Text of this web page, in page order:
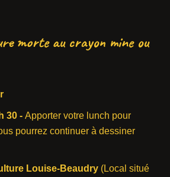
morte au crayon mine ou
30 -Apporter votre lunch pour
pourrez continuer à dessiner
Louise-Beaudry (Local situé